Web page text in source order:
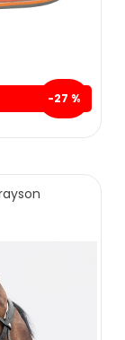
-27 %